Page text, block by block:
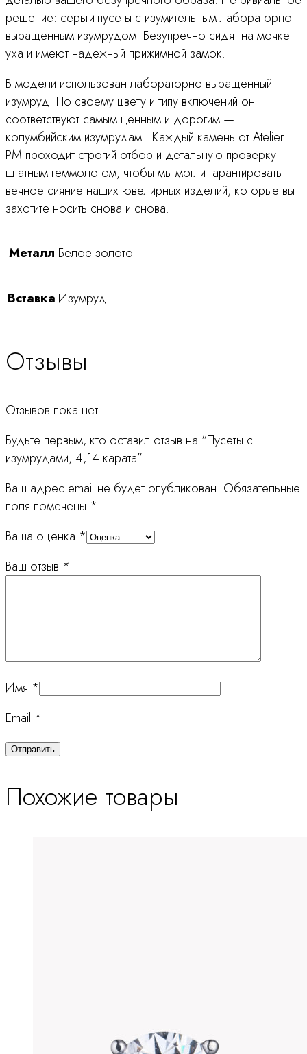
решение: серьги-пусеты с изумительным лабораторно
выращенным изумрудом. Безупречно сидят на мочке
уха и имеют надежный прижимной замок.
В модели использован лабораторно выращенный
изумруд. По своему цвету и типу включений он
соответствуют самым ценным и дорогим —
колумбийским изумрудам. Каждый камень от Atelier
PM проходит строгий отбор и детальную проверку
штатным геммологом, чтобы мы могли гарантировать
вечное сияние наших ювелирных изделий, которые вы
захотите носить снова и снова.
Металл Белое золото
Вставка Изумруд
Отзывы
Отзывов пока нет.
Будьте первым, кто оставил отзыв на “Пусеты с
изумрудами, 4,14 карата”
Ваш адрес email не будет опубликован. Обязательные
поля помечены *
Ваша оценка *
Ваш отзыв *
Имя *
Email *
Похожие товары